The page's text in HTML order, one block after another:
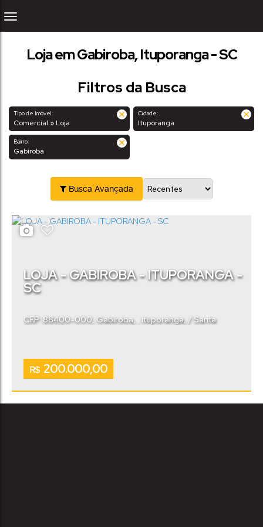
Loja em Gabiroba, Ituporanga - SC
Filtros da Busca
Tipo de Imóvel:
Comercial » Loja
Cidade:
Ituporanga
Bairro:
Gabiroba
Busca Avançada
R$ 200.000,00
LOJA - GABIROBA - ITUPORANGA -
SC
CEP: 88400-000, Gabiroba Ituporanga, Santa
Catarina,Brasil